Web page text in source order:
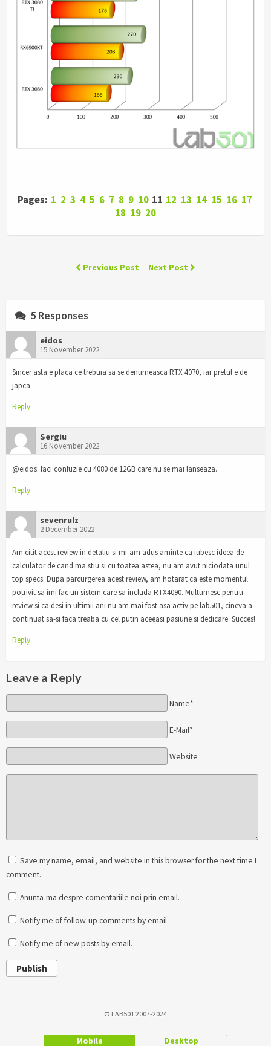
Pages: 1 2 3 4 5 6 7 8 9 10 11 12 13 14 15 16 17
18 19 20
Previous Post Next Post
5 Responses
eidos
15 November 2022
Sincer asta e placa ce trebuia sa se denumeasca RTX 4070, iar pretul e de
japca
Reply
Sergiu
16 November 2022
@eidos: faci confuzie cu 4080 de 12GB care nu se mai lanseaza.
Reply
sevenrulz
2 December 2022
Am citit acest review in detaliu si mi-am adus aminte ca iubesc ideea de
calculator de cand ma stiu si cu toatea astea, nu am avut niciodata unul
top specs. Dupa parcurgerea acest review, am hotarat ca este momentul
potrivit sa imi fac un sistem care sa includa RTX4090. Multumesc pentru
review si ca desi in ultimii ani nu am mai fost asa activ pe lab501, cineva a
continuat sa-si faca treaba cu cel putin aceeasi pasiune si dedicare. Succes!
Reply
Leave a Reply
Name*
E-Mail*
Website
Save my name, email, and website in this browser for the next time I
comment.
Anunta-ma despre comentariile noi prin email.
Notify me of follow-up comments by email.
Notify me of new posts by email.
Publish
© LAB501 2007-2024
Mobile Desktop